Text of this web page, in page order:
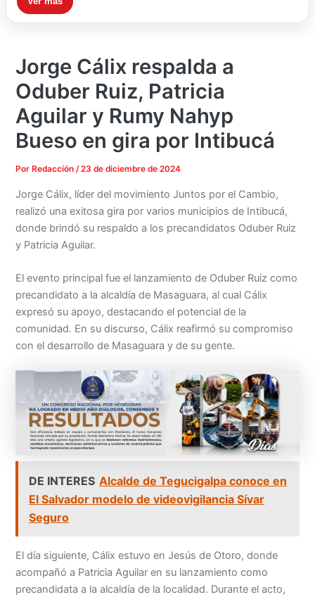
Jorge Cálix respalda a
Oduber Ruiz, Patricia
Aguilar y Rumy Nahyp
Bueso en gira por Intibucá
Por Redacción/23 de diciembre de 2024
Jorge Cálix, líder del movimiento Juntos por el Cambio,
realizó una exitosa gira por varios municipios de Intibucá,
donde brindó su respaldo a los precandidatos Oduber Ruiz
y Patricia Aguilar.
El evento principal fue el lanzamiento de Oduber Ruiz como
precandidato a la alcaldía de Masaguara, al cual Cálix
expresó su apoyo, destacando el potencial de la
comunidad. En su discurso, Cálix reafirmó su compromiso
con el desarrollo de Masaguara y de su gente.
DE INTERES Alcalde de Tegucigalpa conoce en
El Salvador modelo de videovigilancia Sívar
Seguro
El día siguiente, Cálix estuvo en Jesús de Otoro, donde
acompañó a Patricia Aguilar en su lanzamiento como
precandidata a la alcaldía de la localidad. Durante el acto,